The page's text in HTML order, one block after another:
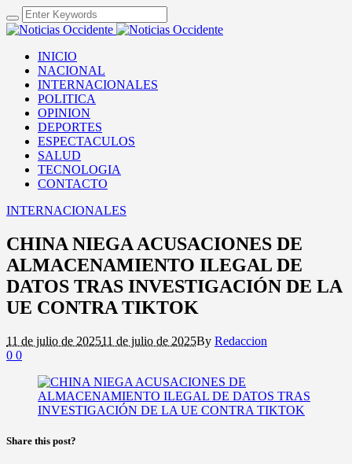
INICIO
NACIONAL
INTERNACIONALES
POLITICA
OPINION
DEPORTES
ESPECTACULOS
SALUD
TECNOLOGIA
CONTACTO
INTERNACIONALES
CHINA NIEGA ACUSACIONES DE
ALMACENAMIENTO ILEGAL DE
DATOS TRAS INVESTIGACIÓN DE LA
UE CONTRA TIKTOK
11 de julio de 202511 de julio de 2025By Redaccion
0 0
Share this post?